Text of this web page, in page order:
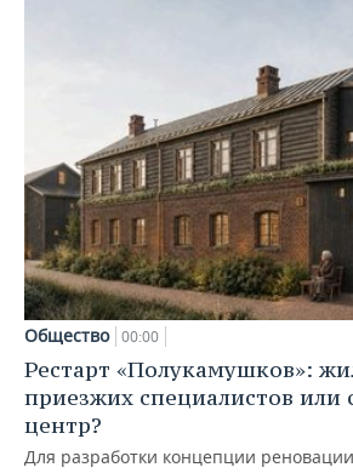
Общество 00:00
Рестарт «Полукамушков»:
приезжих специалистов
центр?
Для разработки концепции